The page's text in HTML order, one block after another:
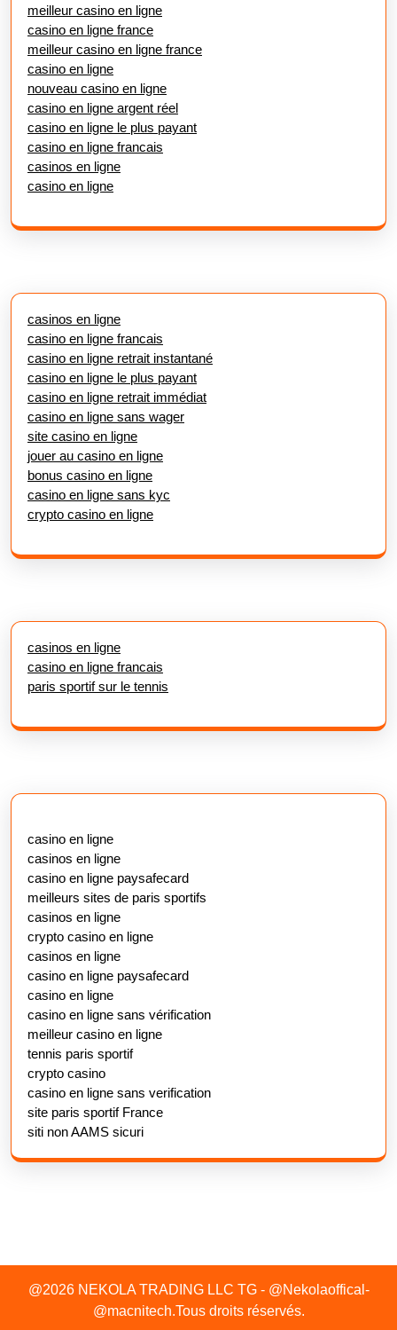
meilleur casino en ligne
casino en ligne france
meilleur casino en ligne france
casino en ligne
nouveau casino en ligne
casino en ligne argent réel
casino en ligne le plus payant
casino en ligne francais
casinos en ligne
casino en ligne
casinos en ligne
casino en ligne francais
casino en ligne retrait instantané
casino en ligne le plus payant
casino en ligne retrait immédiat
casino en ligne sans wager
site casino en ligne
jouer au casino en ligne
bonus casino en ligne
casino en ligne sans kyc
crypto casino en ligne
casinos en ligne
casino en ligne francais
paris sportif sur le tennis
casino en ligne
casinos en ligne
casino en ligne paysafecard
meilleurs sites de paris sportifs
casinos en ligne
crypto casino en ligne
casinos en ligne
casino en ligne paysafecard
casino en ligne
casino en ligne sans vérification
meilleur casino en ligne
tennis paris sportif
crypto casino
casino en ligne sans verification
site paris sportif France
siti non AAMS sicuri
@2026 NEKOLA TRADING LLC TG - @Nekolaoffical-
@macnitech.Tous droits réservés.